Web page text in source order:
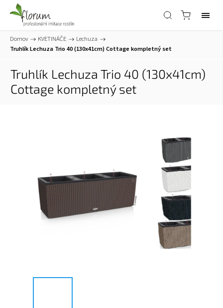
Domov / KVETINÁČE / Lechuza /
Truhlík Lechuza Trio 40 (130x41cm) Cottagekompletný set
Truhlík Lechuza Trio 40 (130x41cm)
Cottage kompletný set